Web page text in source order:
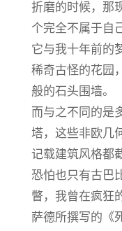
折磨的时候，那
个完全不属于自
它与我十年前的
稀奇古怪的花园
般的石头围墙。
而与之不同的是
塔，这些非欧几
记载建筑风格都
恐怕也只有古巴
瞥，我曾在疯狂
萨德所撰写的《